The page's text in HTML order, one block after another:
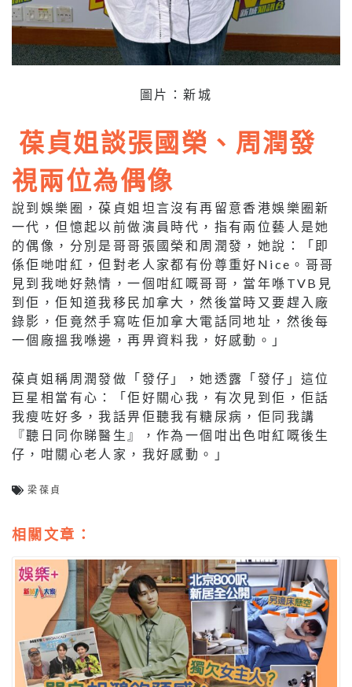
圖片：新城
葆貞姐談張國榮、周潤發
視兩位為偶像
說到娛樂圈，葆貞姐坦言沒有再留意香港娛樂圈新
一代，但憶起以前做演員時代，指有兩位藝人是她
的偶像，分別是哥哥張國榮和周潤發，她說：「即
係佢哋咁紅，但對老人家都有份尊重好 Nice 。哥哥
見到我哋好熱情，一個咁紅嘅哥哥，當年喺 TVB 見
到佢，佢知道我移民加拿大，然後當時又要趕入廠
錄影，佢竟然手寫咗佢加拿大電話同地址，然後每
一個廠搵我喺邊，再畀資料我，好感動。」
葆貞姐稱周潤發做「發仔」，她透露「發仔」這位
巨星相當有心：「佢好關心我，有次見到佢，佢話
我瘦咗好多，我話畀佢聽我有糖尿病，佢同我講
『聽日同你睇醫生』，作為一個咁出色咁紅嘅後生
仔，咁關心老人家，我好感動。」
梁葆貞
相關文章：